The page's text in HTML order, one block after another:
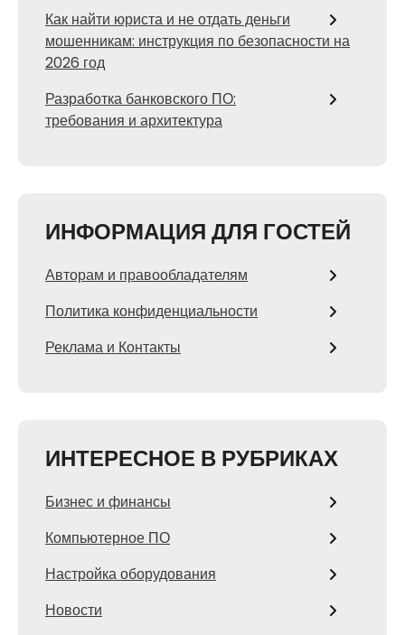
Как найти юриста и не отдать деньги
мошенникам: инструкция по безопасности на
2026 год
Разработка банковского ПО:
требования и архитектура
ИНФОРМАЦИЯ ДЛЯ ГОСТЕЙ
Авторам и правообладателям
Политика конфиденциальности
Реклама и Контакты
ИНТЕРЕСНОЕ В РУБРИКАХ
Бизнес и финансы
Компьютерное ПО
Настройка оборудования
Новости